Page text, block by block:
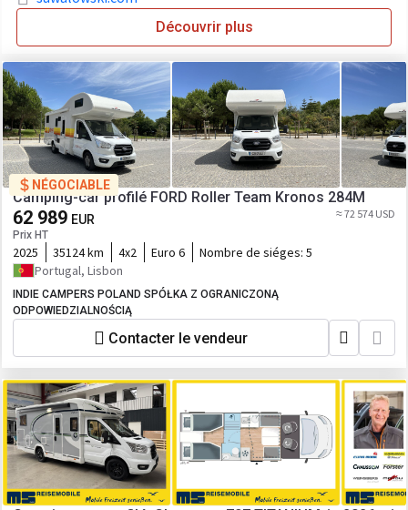
Découvrir plus
NÉGOCIABLE
Camping-car profilé FORD Roller Team Kronos 284M
62 989 EUR
Prix HT
≈ 72 574 USD
2025 35124 km 4x2 Euro 6 Nombre de siéges: 5
Portugal, Lisbon
INDIE CAMPERS POLAND SPÓŁKA Z OGRANICZONĄ
ODPOWIEDZIALNOŚCIĄ
Contacter le vendeur